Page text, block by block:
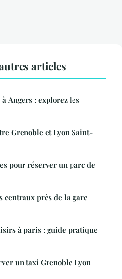
articles
Angers : explorez les
Grenoble et Lyon Saint-
pour réserver un parc de
centraux près de la gare
à paris : guide pratique
un taxi Grenoble Lyon